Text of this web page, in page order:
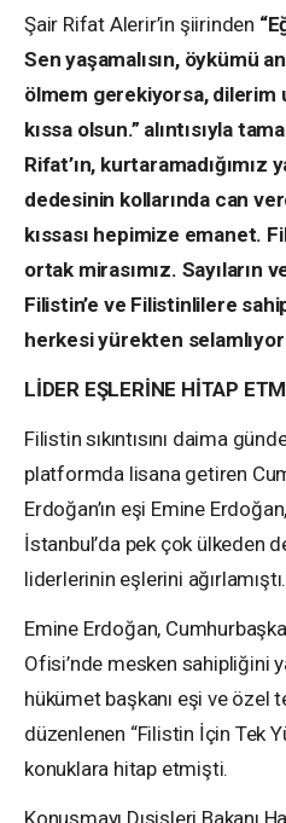
Şair Rifat Alerir’in şiirinden
Sen yaşamalısın, öykümü
ölmem gerekiyorsa,
kıssa olsun.” alıntısıyla
Rifat’ın, kurtaramadığımız
dedesinin kollarında can
kıssası hepimize emanet.
ortak mirasımız. Sayıların
Filistin’e ve Filistinlilere
herkesi yürekten
LİDER EŞLERİNE HİTAP
Filistin sıkıntısını daima
platformda lisana getiren
Erdoğan’ın eşi Emine
İstanbul’da pek çok ülkeden
liderlerinin eşlerini ağırlamıştı.
Emine Erdoğan,
Ofisi’nde mesken sahipliğini
hükümet başkanı eşi ve özel
düzenlenen “Filistin İçin Tek
konuklara hitap etmişti.
Konuşmayı Dışişleri Bakanı